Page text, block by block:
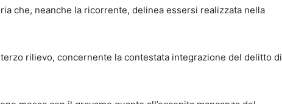
che, neanche la ricorrente, delinea essersi realizzata nella
rilievo, concernente la contestata integrazione del delitto di